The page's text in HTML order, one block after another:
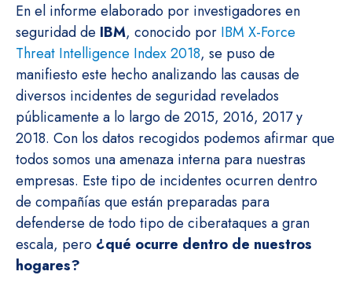
En el informe elaborado por investigadores en
seguridad de IBM, conocido por IBM X-Force
Threat Intelligence Index 2018, se puso de
manifiesto este hecho analizando las causas de
diversos incidentes de seguridad revelados
públicamente a lo largo de 2015, 2016, 2017 y
2018. Con los datos recogidos podemos afirmar que
todos somos una amenaza interna para nuestras
empresas. Este tipo de incidentes ocurren dentro
de compañías que están preparadas para
defenderse de todo tipo de ciberataques a gran
escala, pero ¿qué ocurre dentro de nuestros
hogares?